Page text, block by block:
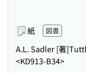
紙 図書
A.L. Sadler [著]
<KD913-B34>